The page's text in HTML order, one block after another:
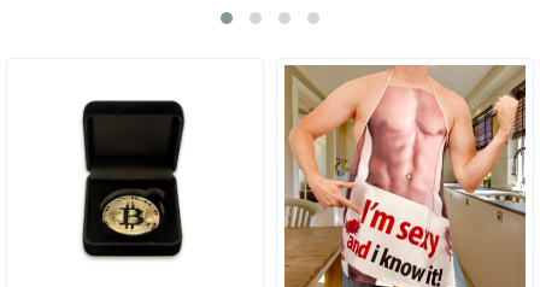
rafinamentul. Dăruiește-le o experiență memorabilă și